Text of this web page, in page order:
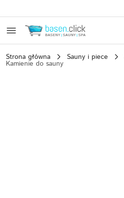
Strona główna Sauny i piece
Kamienie do sauny